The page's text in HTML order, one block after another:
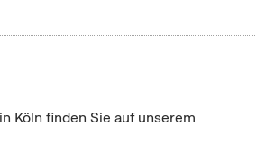
Köln finden Sie auf unserem